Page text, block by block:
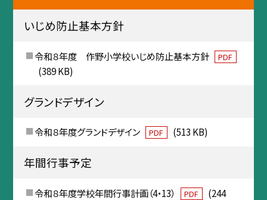
いじめ防止基本方針
令和８年度 作野小学校いじめ防止基本方針 PDF
(389 KB)
グランドデザイン
令和８年度グランドデザイン PDF (513 KB)
年間行事予定
令和８年度学校年間行事計画（4・13） PDF
(244